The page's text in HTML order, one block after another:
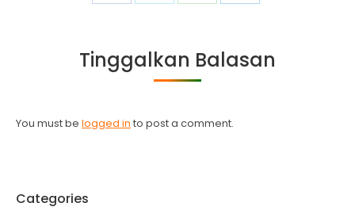
Tinggalkan Balasan
You must be logged in to post a comment.
Categories